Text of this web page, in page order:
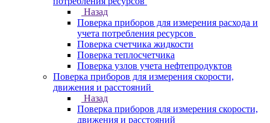
Назад
Поверка приборов для измерения расхода и
учета потребления ресурсов
Поверка счетчика жидкости
Поверка теплосчетчика
Поверка узлов учета нефтепродуктов
Поверка приборов для измерения скорости,
движения и расстояний
Назад
Поверка приборов для измерения скорости,
движения и расстояний